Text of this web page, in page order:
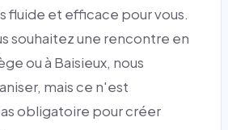
fluide et efficace pour vous.
souhaitez une rencontre en
ou à Baisieux, nous
mais ce n'est
obligatoire pour créer